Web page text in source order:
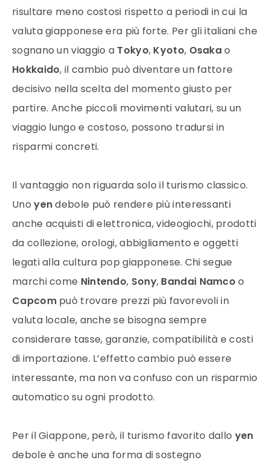
risultare meno costosi rispetto a periodi in cui la
valuta giapponese era più forte. Per gli italiani che
sognano un viaggio a Tokyo, Kyoto, Osakao
Hokkaido, il cambio può diventare un fattore
decisivo nella scelta del momento giusto per
partire. Anche piccoli movimenti valutari, su un
viaggio lungo e costoso, possono tradursi in
risparmi concreti.
Il vantaggio non riguarda solo il turismo classico.
Unoyendebole può rendere più interessanti
anche acquisti di elettronica, videogiochi, prodotti
da collezione, orologi, abbigliamento e oggetti
legati alla cultura pop giapponese. Chi segue
marchi come Nintendo, Sony, Bandai Namco o
Capcompuò trovare prezzi più favorevoli in
valuta locale, anche se bisogna sempre
considerare tasse, garanzie, compatibilità e costi
di importazione. L’effetto cambio può essere
interessante, ma non va confuso con un risparmio
automatico su ogni prodotto.
Per il Giappone, però, il turismo favorito dallo yen
debole è anche una forma di sostegno